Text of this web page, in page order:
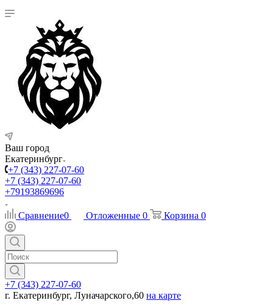
Ваш город
Екатеринбург
+7 (343) 227-07-60
+7 (343) 227-07-60
+79193869696
Сравнение0 Отложенные 0 Корзина 0
+7 (343) 227-07-60
г. Екатеринбург, Луначарского,60 на карте